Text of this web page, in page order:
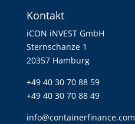
Kontakt
iCON iNVEST GmbH
Sternschanze 1
20357 Hamburg
+49 40 30 70 88 59
+49 40 30 70 88 49
info@containerfinance.com